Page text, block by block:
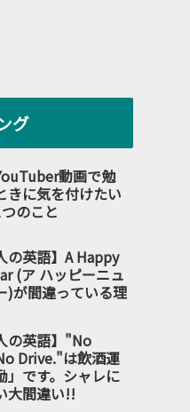
グ
動画で勉
きに気を付けたい
のこと
の英語】A Happy
(ア ハッピーニュ
)が間違っている理
の英語】"No
Drive."は飲酒運
」です。シャレに
大間違い!!